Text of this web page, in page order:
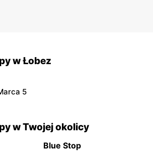
w Łobez
5
w Twojej okolicy
Blue Stop